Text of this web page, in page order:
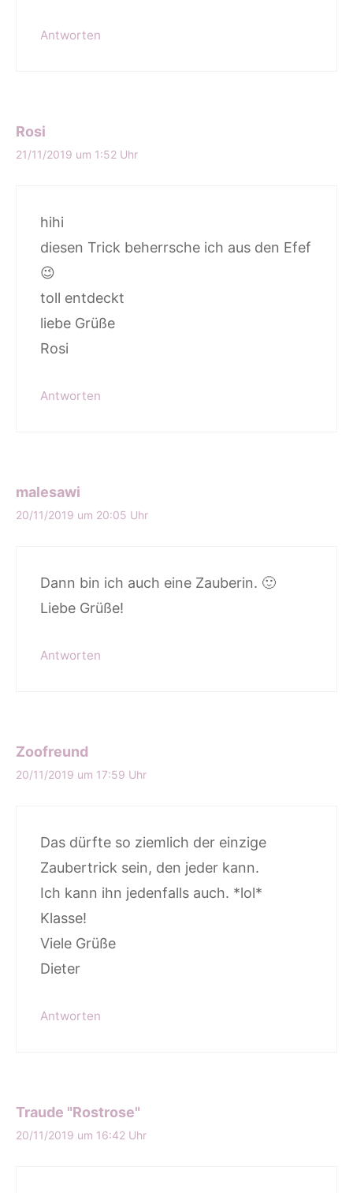
Antworten
Rosi
21/11/2019 um 1:52 Uhr
hihi
diesen Trick beherrsche ich aus den Efef
😉
toll entdeckt
liebe Grüße
Rosi
Antworten
malesawi
20/11/2019 um 20:05 Uhr
Dann bin ich auch eine Zauberin. 🙂
Liebe Grüße!
Antworten
Zoofreund
20/11/2019 um 17:59 Uhr
Das dürfte so ziemlich der einzige
Zaubertrick sein, den jeder kann.
Ich kann ihn jedenfalls auch. *lol*
Klasse!
Viele Grüße
Dieter
Antworten
Traude "Rostrose"
20/11/2019 um 16:42 Uhr